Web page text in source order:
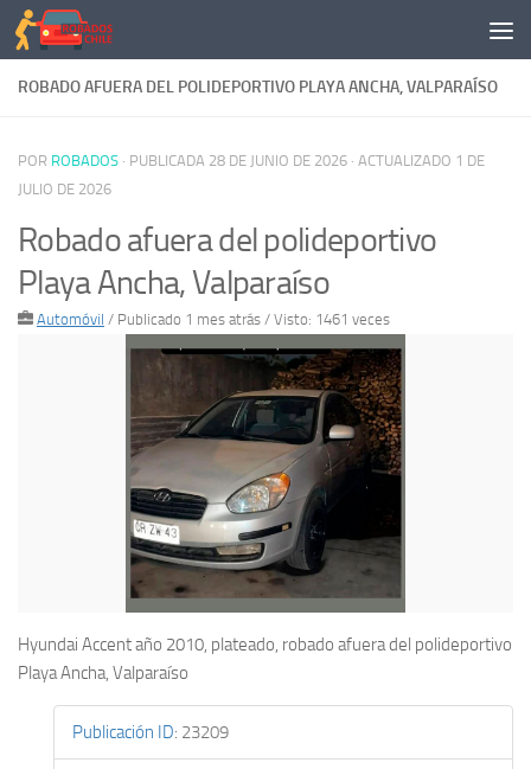
Saltar al contenido
ROBADO AFUERA DEL POLIDEPORTIVO PLAYA ANCHA, VALPARAÍSO
POR ROBADOS · PUBLICADA 28 DE JUNIO DE 2026 · ACTUALIZADO 1 DE
JULIO DE 2026
Robado afuera del polideportivo
Playa Ancha, Valparaíso
Automóvil / Publicado 1 mes atrás / Visto: 1461 veces
Hyundai Accent año 2010, plateado, robado afuera del polideportivo
Playa Ancha, Valparaíso
Publicación ID: 23209